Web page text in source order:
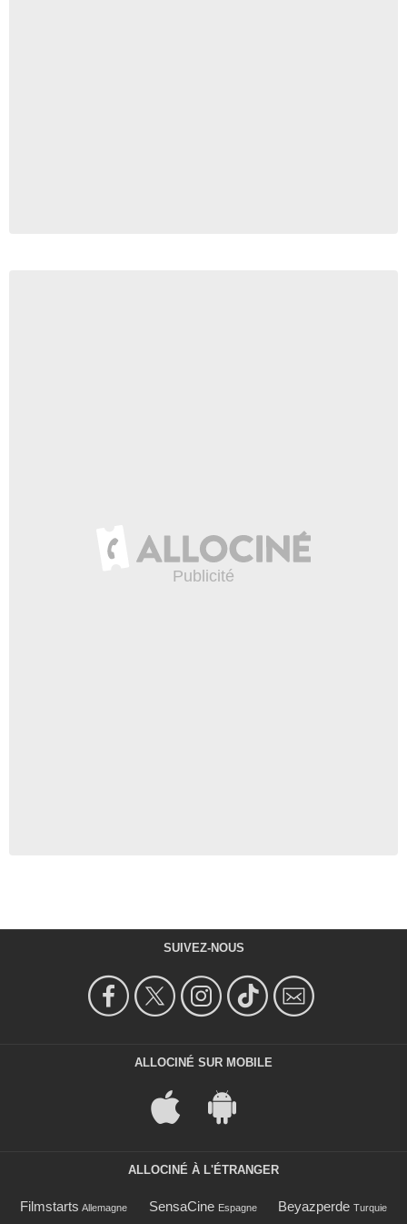
SUIVEZ-NOUS
ALLOCINÉ SUR MOBILE
ALLOCINÉ À L'ÉTRANGER
Filmstarts Allemagne SensaCine Espagne Beyazperde Turquie